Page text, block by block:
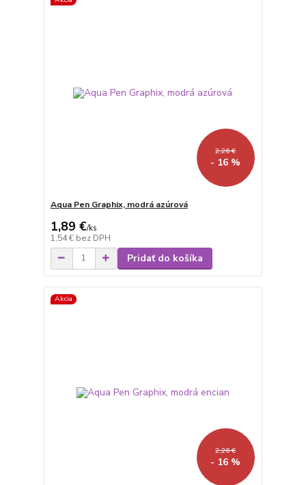
2,26 €
- 16 %
Aqua Pen Graphix, modrá azúrová
1,89 €/ks
1,54 € bez DPH
Pridať do košíka
Akcia
2,26 €
- 16 %